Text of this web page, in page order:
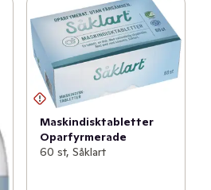
Maskindisktabletter
Oparfyrmerade
60 st, Såklart